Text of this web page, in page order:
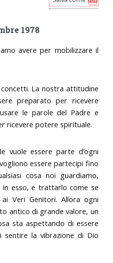
1978
avere per mobilizzare il
La nostra attitudine
preparato per ricevere
le parole del Padre e
ricevere potere spirituale.
vuole essere parte d’ogni
essere partecipi fino
cosa noi guardiamo,
esso, e trattarlo come se
Veri Genitori. Allora ogni
antico di grande valore, un
sta aspettando di essere
la vibrazione di Dio